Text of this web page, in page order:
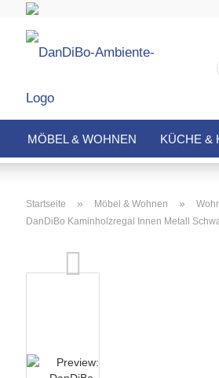
MÖBEL & WOHNEN KÜCHE &
Startseite » Möbel & Wohnen »
DanDiBo Kaminholzregal Innen Metall